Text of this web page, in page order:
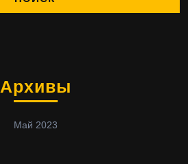
Архивы
Май 2023